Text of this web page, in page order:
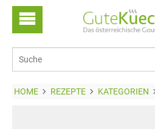
HOME REZEPTE KATEGORIEN